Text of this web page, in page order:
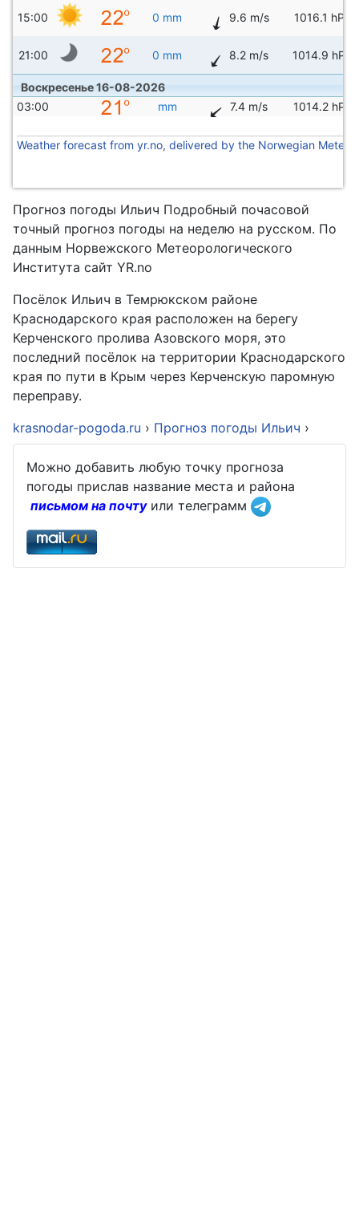
15:00 0 mm 9.6 m/s 1016.1 hPa
21:00 0 mm 8.2 m/s 1014.9 hPa
Воскресенье 16-08-2026
03:00
mm 7.4 m/s 1014.2 hPa
Weather forecast from yr.no, delivered by the Norwegian
Прогноз погоды Ильич Подробный почасовой
точный прогноз погоды на неделю на русском. По
данным Норвежского Метеорологического
Института сайт YR.no
Посёлок Ильич в Темрюкском районе
Краснодарского края расположен на берегу
Керченского пролива Азовского моря, это
последний посёлок на территории Краснодарского
края по пути в Крым через Керченскую паромную
переправу.
krasnodar-pogoda.ru › Прогноз погоды Ильич ›
Можно добавить любую точку прогноза
погоды прислав название места и района
письмом на почтуили телеграмм